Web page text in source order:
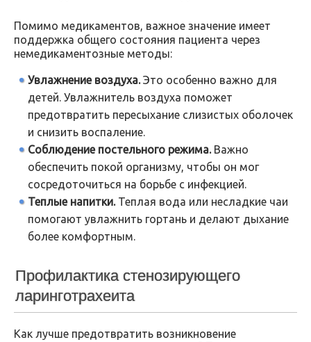
Помимо медикаментов, важное значение имеет
поддержка общего состояния пациента через
немедикаментозные методы:
Увлажнение воздуха.Это особенно важно для
детей. Увлажнитель воздуха поможет
предотвратить пересыхание слизистых оболочек
и снизить воспаление.
Соблюдение постельного режима.Важно
обеспечить покой организму, чтобы он мог
сосредоточиться на борьбе с инфекцией.
Теплые напитки.Теплая вода или несладкие чаи
помогают увлажнить гортань и делают дыхание
более комфортным.
Профилактика стенозирующего
ларинготрахеита
Как лучше предотвратить возникновение